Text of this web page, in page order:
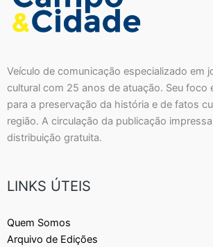
Veículo de comunicação especializado em
cultural com 25 anos de atuação. Seu foco
para a preservação da história e de fatos
região. A circulação da publicação
distribuição gratuita.
LINKS ÚTEIS
Quem Somos
Arquivo de Edições